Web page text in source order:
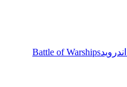
Battle of Warships